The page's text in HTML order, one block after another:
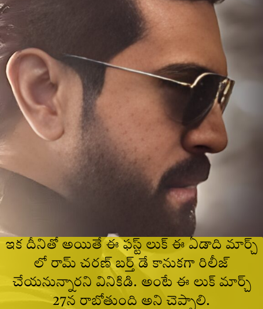
ఇక దీనితో అయితే ఈ ఫస్ట్ లుక్ ఈ ఏడాది మార్చ్
లో రామ్ చరణ్ బర్త్ డే కానుకగా రిలీజ్
చేయనున్నారని వినికిడి. అంటే ఈ లుక్ మార్చ్
27న రాబోతుంది అని చెప్పాలి.